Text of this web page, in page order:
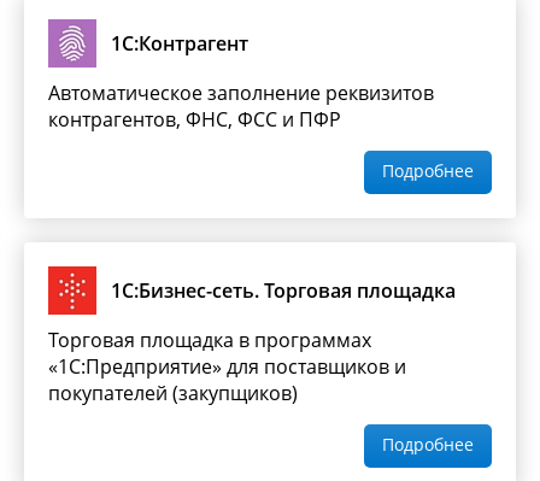
1С:Контрагент
Автоматическое заполнение реквизитов
контрагентов, ФНС, ФСС и ПФР
Подробнее
1С:Бизнес-сеть. Торговая площадка
Торговая площадка в программах
«1С:Предприятие» для поставщиков и
покупателей (закупщиков)
Подробнее